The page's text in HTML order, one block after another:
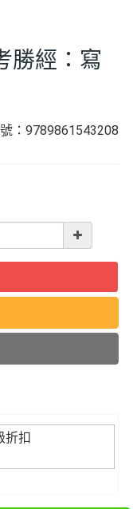
勝經：寫
：9789861543208
折扣